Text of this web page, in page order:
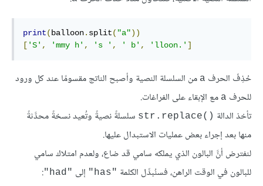
print( balloon. split( "a"))
[ 'S' , 'mmy h' , 's ' , ' b' , 'lloon.' ]
حُذِفَ الحرف a من السلسلة النصية وأصبح الناتج مقسومًا عند كل ورود
للحرف a مع الإبقاء على الفراغات.
تأخذ الدالة str.replace()‎ سلسلةً نصيةً وتُعيد نسخةً محدَّثةً
منها بعد إجراء بعض عمليات الاستبدال عليها.
لنفترض أنَّ البالون الذي يملكه سامي قد ضاع، ولعدم امتلاك سامي
للبالون في الوقت الراهن، فسنُبدِّل الكلمة "has" إلى "had"
: